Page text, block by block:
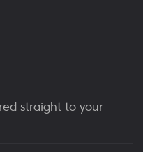
straight to your